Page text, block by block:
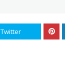
Twitter